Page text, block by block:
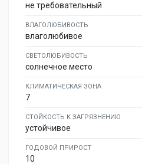
не требовательный
ВЛАГОЛЮБИВОСТЬ
влаголюбивое
СВЕТОЛЮБИВОСТЬ
солнечное место
КЛИМАТИЧЕСКАЯ ЗОНА
7
СТОЙКОСТЬ К ЗАГРЯЗНЕНИЮ
устойчивое
ГОДОВОЙ ПРИРОСТ
10